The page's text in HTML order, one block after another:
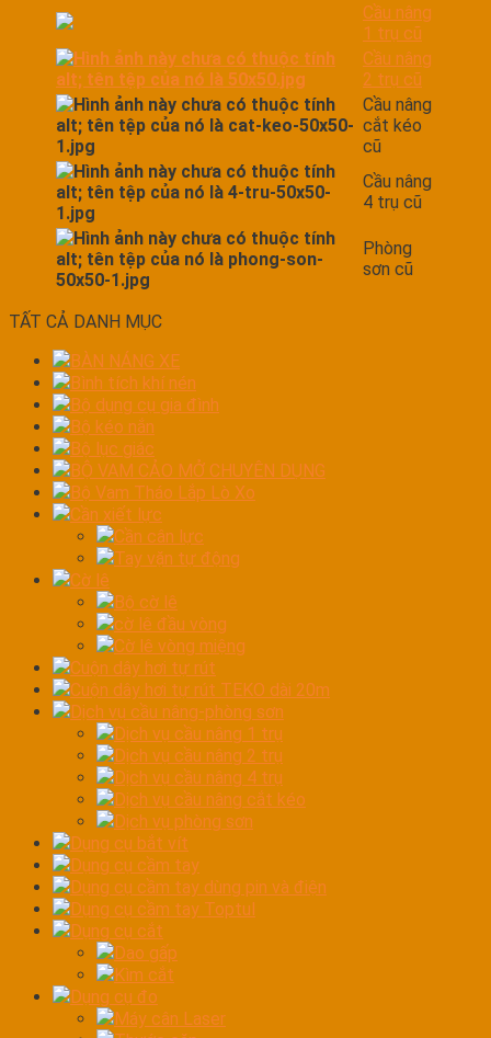
Cầu nâng
1 trụ cũ
Cầu nâng
2 trụ cũ
Cầu nâng
cắt kéo
cũ
Cầu nâng
4 trụ cũ
Phòng
sơn cũ
TẤT CẢ DANH MỤC
BÀN NÁNG XE
Bình tích khí nén
Bộ dụng cụ gia đình
Bộ kéo nắn
Bộ lục giác
BỘ VAM CẢO MỞ CHUYÊN DỤNG
Bộ Vam Tháo Lắp Lò Xo
Cần xiết lực
Cần cân lực
Tay vặn tự động
Cờ lê
Bộ cờ lê
cờ lê đầu vòng
Cờ lê vòng miệng
Cuộn dây hơi tự rút
Cuộn dây hơi tự rút TEKO dài 20m
Dịch vụ cầu nâng-phòng sơn
Dịch vụ cầu nâng 1 trụ
Dịch vụ cầu nâng 2 trụ
Dịch vụ cầu nâng 4 trụ
Dịch vụ cầu nâng cắt kéo
Dịch vụ phòng sơn
Dụng cụ bắt vít
Dụng cụ cầm tay
Dụng cụ cầm tay dùng pin và điện
Dụng cụ cầm tay Toptul
Dụng cụ cắt
Dao gấp
Kìm cắt
Dụng cụ đo
Máy cân Laser